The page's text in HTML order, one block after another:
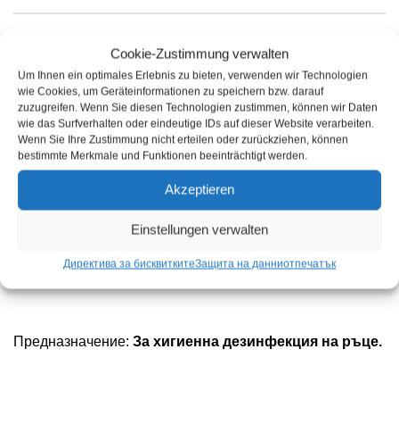
Cookie-Zustimmung verwalten
Um Ihnen ein optimales Erlebnis zu bieten, verwenden wir Technologien
wie Cookies, um Geräteinformationen zu speichern bzw. darauf
zuzugreifen. Wenn Sie diesen Technologien zustimmen, können wir Daten
wie das Surfverhalten oder eindeutige IDs auf dieser Website verarbeiten.
Wenn Sie Ihre Zustimmung nicht erteilen oder zurückziehen, können
bestimmte Merkmale und Funktionen beeinträchtigt werden.
Akzeptieren
Einstellungen verwalten
Директива за бисквиткитеЗащита на данниотпечатък
Характеристики на продукта
Ефективност:Тествано в съответствие с
европейските болнични стандарти: EN 1040, EN
1275, EN 1276, EN 1500: 1 мин; prEN 12054: 30 сек.
Ограничени вирусоцидни (вируси с обвивка,
включително коронавирус, ХИВ, HBV, HCV, грип,
указания: 15s.
Предназначение: За хигиенна дезинфекция на ръце.